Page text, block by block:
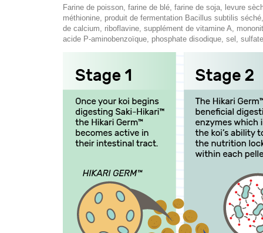
Farine de poisson, farine de blé, farine de soja, levure
méthionine, produit de fermentation Bacillus subtilis
de calcium, riboflavine, supplément de vitamine A,
acide P-aminobenzoïque, phosphate disodique, sel,